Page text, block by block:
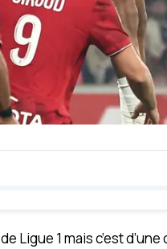
Ligue 1 mais c’est